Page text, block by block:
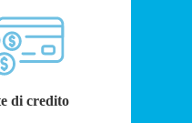
di credito